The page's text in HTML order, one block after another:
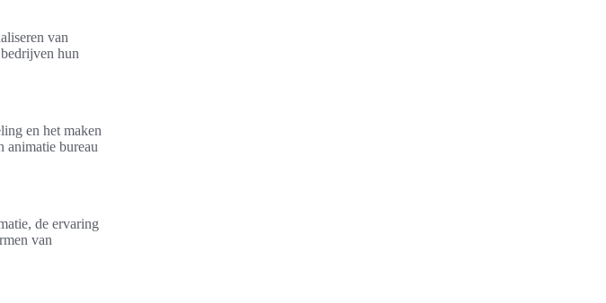
van
hun
en het maken
animatie bureau
de ervaring
van